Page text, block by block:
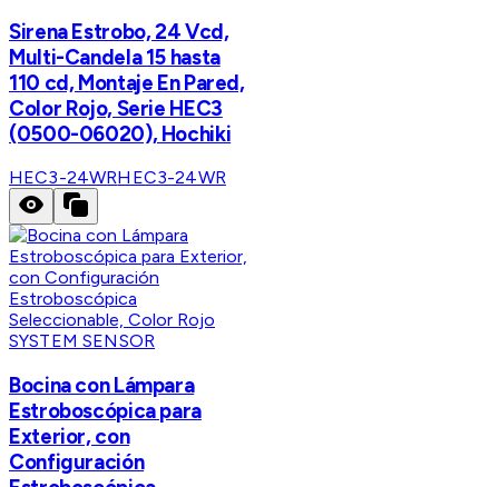
Sirena Estrobo, 24 Vcd,
Multi-Candela 15 hasta
110 cd, Montaje En Pared,
Color Rojo, Serie HEC3
(0500-06020), Hochiki
HEC3-24WRHEC3-24WR
SYSTEM SENSOR
Bocina con Lámpara
Estroboscópica para
Exterior, con
Configuración